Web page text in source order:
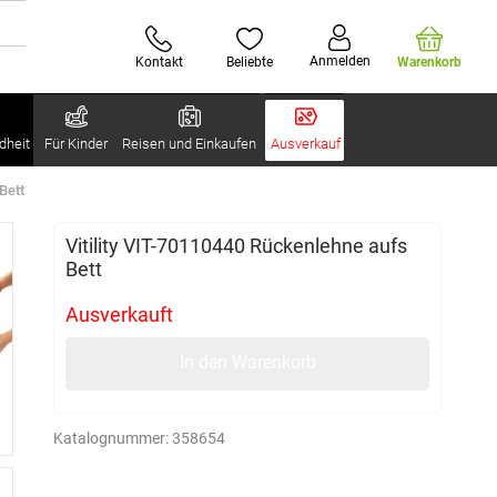
Kontakt Beliebte Anmelden Warenkorb
Für Kinder Reisen und Einkaufen Ausverkauf
Vitility VIT-70110440 Rückenlehne aufs
Bett
Ausverkauft
Katalognummer:358654